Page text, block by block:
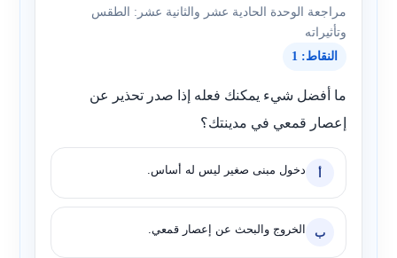
مراجعة الوحدة الحادية عشر والثانية عشر: الطقس
وتأثيراته
النقاط: 1
ما أفضل شيء يمكنك فعله إذا صدر تحذير عن
إعصار قمعي في مدينتك؟
أ دخول مبنى صغير ليس له أساس.
ب الخروج والبحث عن إعصار قمعي.